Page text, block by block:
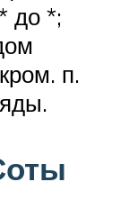
до *;
п.